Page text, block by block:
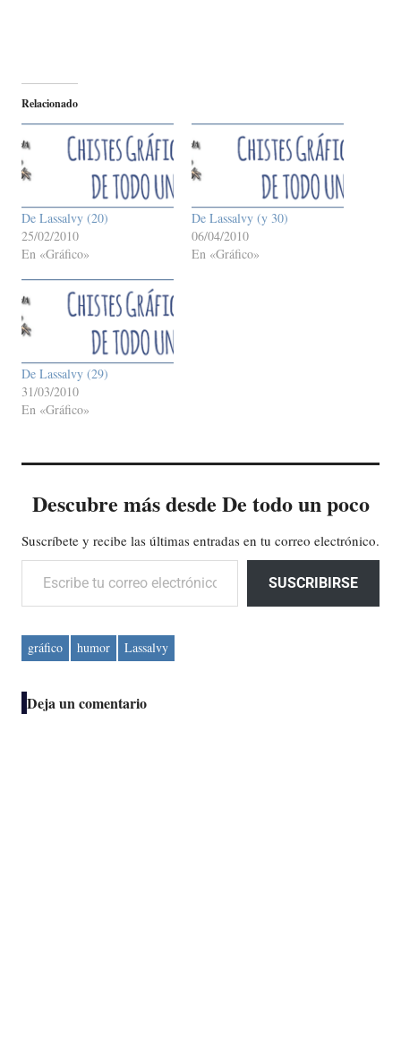
Relacionado
De Lassalvy (20)
25/02/2010
En «Gráfico»
De Lassalvy (y 30)
06/04/2010
En «Gráfico»
De Lassalvy (29)
31/03/2010
En «Gráfico»
Descubre más desde De todo un poco
Suscríbete y recibe las últimas entradas en tu correo electrónico.
Escribe tu correo electrónico…
SUSCRIBIRSE
gráfico humor Lassalvy
Deja un comentario